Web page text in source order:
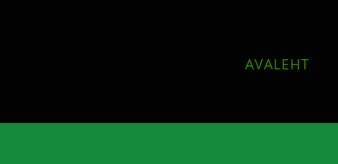
AVALEHT